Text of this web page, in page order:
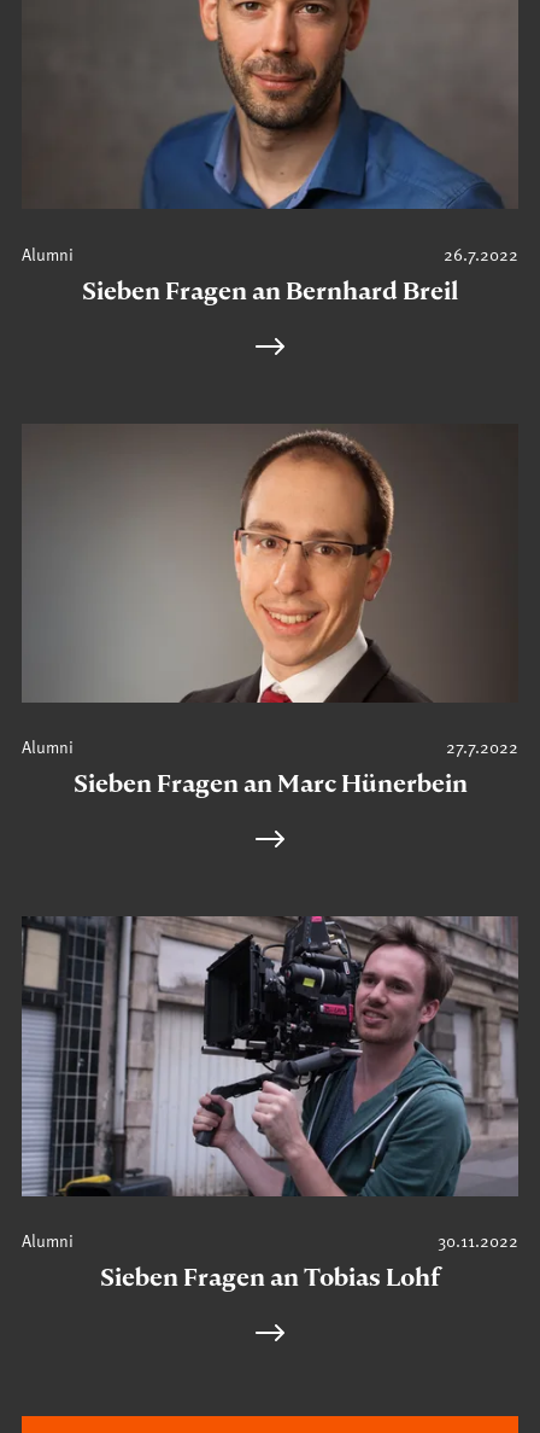
26.7.2022
Alumni
Sieben Fragen an Bernhard Breil
27.7.2022
Alumni
Sieben Fragen an Marc Hünerbein
30.11.2022
Alumni
Sieben Fragen an Tobias Lohf